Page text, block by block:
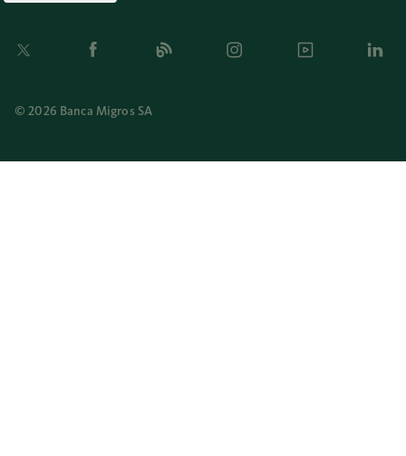
Twitter Facebook Blog Instagram Youtube
© 2026 Banca Migros SA